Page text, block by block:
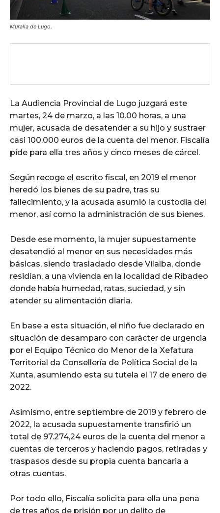
Muralla de Lugo.
La Audiencia Provincial de Lugo juzgará este
martes, 24 de marzo, a las 10.00 horas, a una
mujer, acusada de desatender a su hijo y sustraer
casi 100.000 euros de la cuenta del menor. Fiscalía
pide para ella tres años y cinco meses de cárcel.
Según recoge el escrito fiscal, en 2019 el menor
heredó los bienes de su padre, tras su
fallecimiento, y la acusada asumió la custodia del
menor, así como la administración de sus bienes.
Desde ese momento, la mujer supuestamente
desatendió al menor en sus necesidades más
básicas, siendo trasladado desde Vilalba, donde
residían, a una vivienda en la localidad de Ribadeo
donde había humedad, ratas, suciedad, y sin
atender su alimentación diaria.
En base a esta situación, el niño fue declarado en
situación de desamparo con carácter de urgencia
por el Equipo Técnico do Menor de la Xefatura
Territorial da Consellería de Política Social de la
Xunta, asumiendo esta su tutela el 17 de enero de
2022.
Asimismo, entre septiembre de 2019 y febrero de
2022, la acusada supuestamente transfirió un
total de 97.274,24 euros de la cuenta del menor a
cuentas de terceros y haciendo pagos, retiradas y
traspasos desde su propia cuenta bancaria a
otras cuentas.
Por todo ello, Fiscalía solicita para ella una pena
de tres años de prisión por un delito de